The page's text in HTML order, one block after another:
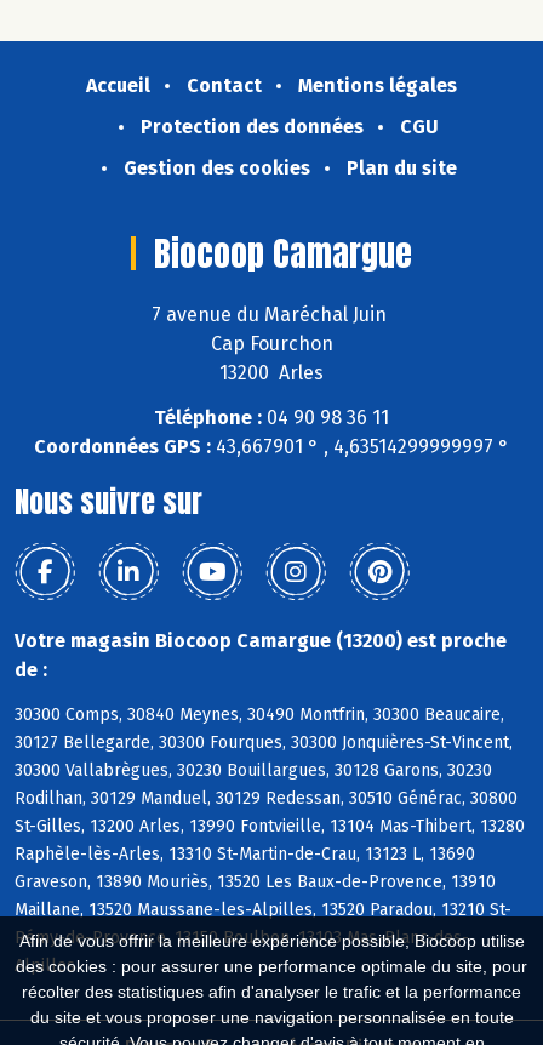
Afin de vous offrir la meilleure expérience possible, Biocoop utilise
des cookies : pour assurer une performance optimale du site, pour
récolter des statistiques afin d'analyser le trafic et la performance
du site et vous proposer une navigation personnalisée en toute
Accueil Contact
Mentions légales
Protection des données
CGU
Gestion des cookies
Plan du site
Biocoop Camargue
7 avenue du Maréchal Juin
Cap Fourchon
13200 Arles
Téléphone : 04 90 98 36 11
Coordonnées GPS : 43,667901 ° , 4,63514299999997 °
Nous suivre sur
Votre magasin Biocoop Camargue (13200) est proche
de :
30300 Comps, 30840 Meynes, 30490 Montfrin, 30300 Beaucaire,
30127 Bellegarde, 30300 Fourques, 30300 Jonquières-St-Vincent,
30300 Vallabrègues, 30230 Bouillargues, 30128 Garons, 30230
Rodilhan, 30129 Manduel, 30129 Redessan, 30510 Générac, 30800
St-Gilles, 13200 Arles, 13990 Fontvieille, 13104 Mas-Thibert, 13280
Raphèle-lès-Arles, 13310 St-Martin-de-Crau, 13123 L, 13690
Graveson, 13890 Mouriès, 13520 Les Baux-de-Provence, 13910
Maillane, 13520 Maussane-les-Alpilles, 13520 Paradou, 13210 St-
Rémy-de-Provence, 13150 Boulbon, 13103 Mas-Blanc-des-
Alpilles